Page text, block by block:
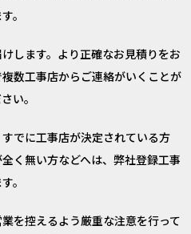
。
します。より正確なお見積りをお
数工事店からご連絡がいくことが
い。
でに工事店が決定されている方
く無い方などへは、弊社登録工事
。
を控えるよう厳重な注意を行って